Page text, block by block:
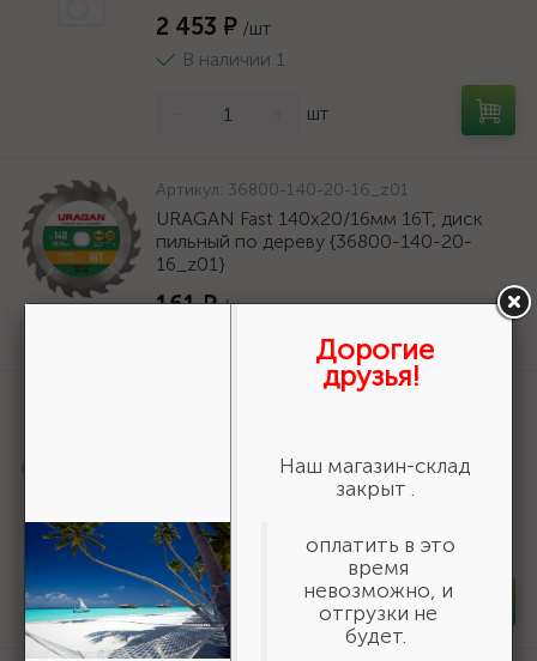
2 453 ₽ /шт
В наличии 1
шт
Артикул: 36800-140-20-16_z01
URAGAN Fast 140x20/16мм 16Т, диск
пильный по дереву {36800-140-20-
16_z01}
161 ₽ /шт
полиэфирный, длина 25 м, диаметр -
166 ₽ /шт
В наличии 35
- шт
Дорогие
друзья!
Наш магазин-склад
закрыт .
оплатить в это
время
невозможно, и
отгрузки не
будет.